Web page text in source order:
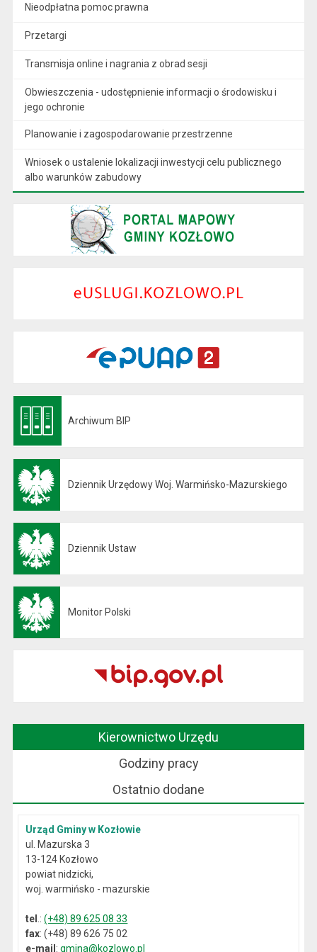
Nieodpłatna pomoc prawna
Przetargi
Transmisja online i nagrania z obrad sesji
Obwieszczenia - udostępnienie informacji o środowisku i
jego ochronie
Planowanie i zagospodarowanie przestrzenne
Wniosek o ustalenie lokalizacji inwestycji celu publicznego
albo warunków zabudowy
Archiwum BIP
Dziennik Urzędowy Woj. Warmińsko-Mazurskiego
Dziennik Ustaw
Monitor Polski
Kierownictwo Urzędu
Godziny pracy
Ostatnio dodane
Urząd Gminy w Kozłowie
ul. Mazurska 3
13-124 Kozłowo
powiat nidzicki,
woj. warmińsko - mazurskie
tel .:(+48) 89 625 08 33
fax: (+48) 89 626 75 02
e-mail:gmina@kozlowo.pl